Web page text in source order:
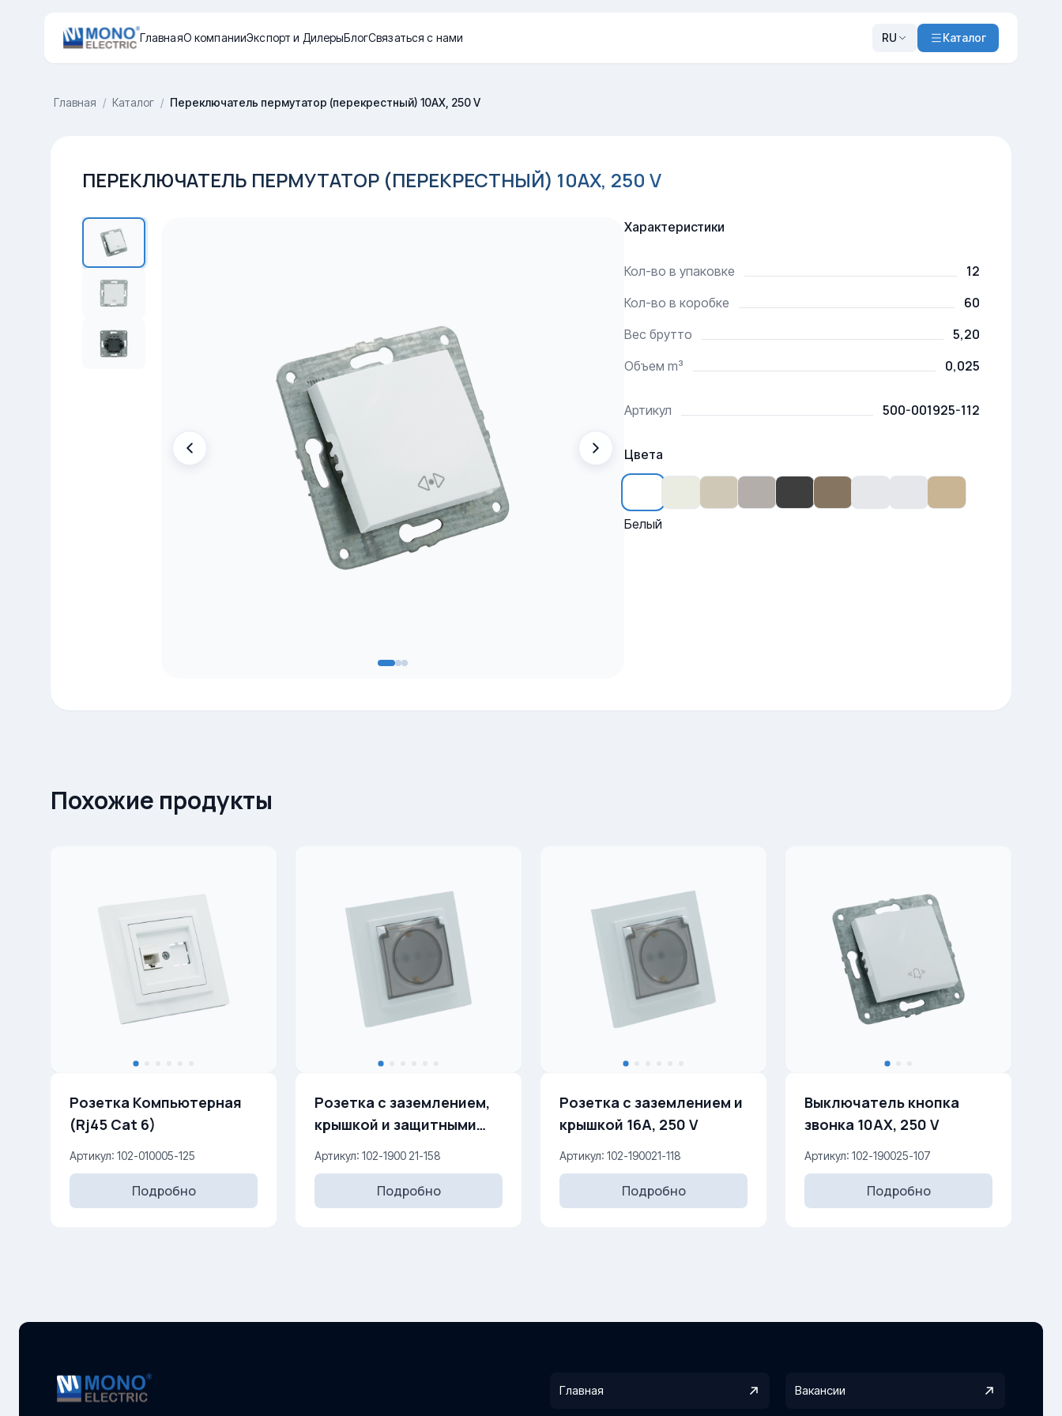
ГлавнаяО компанииЭкспорт и ДилерыБлогСвязаться с нами RU Каталог
Главная / Каталог / Переключатель пермутатор (перекрестный) 10AX, 250 V
ПЕРЕКЛЮЧАТЕЛЬ ПЕРМУТАТОР (ПЕРЕКРЕСТНЫЙ) 10AX, 250 V
Характеристики
Кол-во в упаковке 12
Кол-во в коробке 60
Вес брутто 5,20
Объем m³ 0,025
Артикул 500-001925-112
Цвета
Белый
Похожие продукты
Розетка Компьютерная
(Rj45 Cat 6)
Артикул: 102-010005-125
Подробно
Розетка с заземлением,
крышкой и защитными
шторками 16A, 250 V
Артикул: 102-1900 21-158
Подробно
Розетка с заземлением и
крышкой 16A, 250 V
Артикул: 102-190021-118
Подробно
Выключатель кнопка
звонка 10AX, 250 V
Артикул: 102-190025-107
Подробно
Главная Вакансии